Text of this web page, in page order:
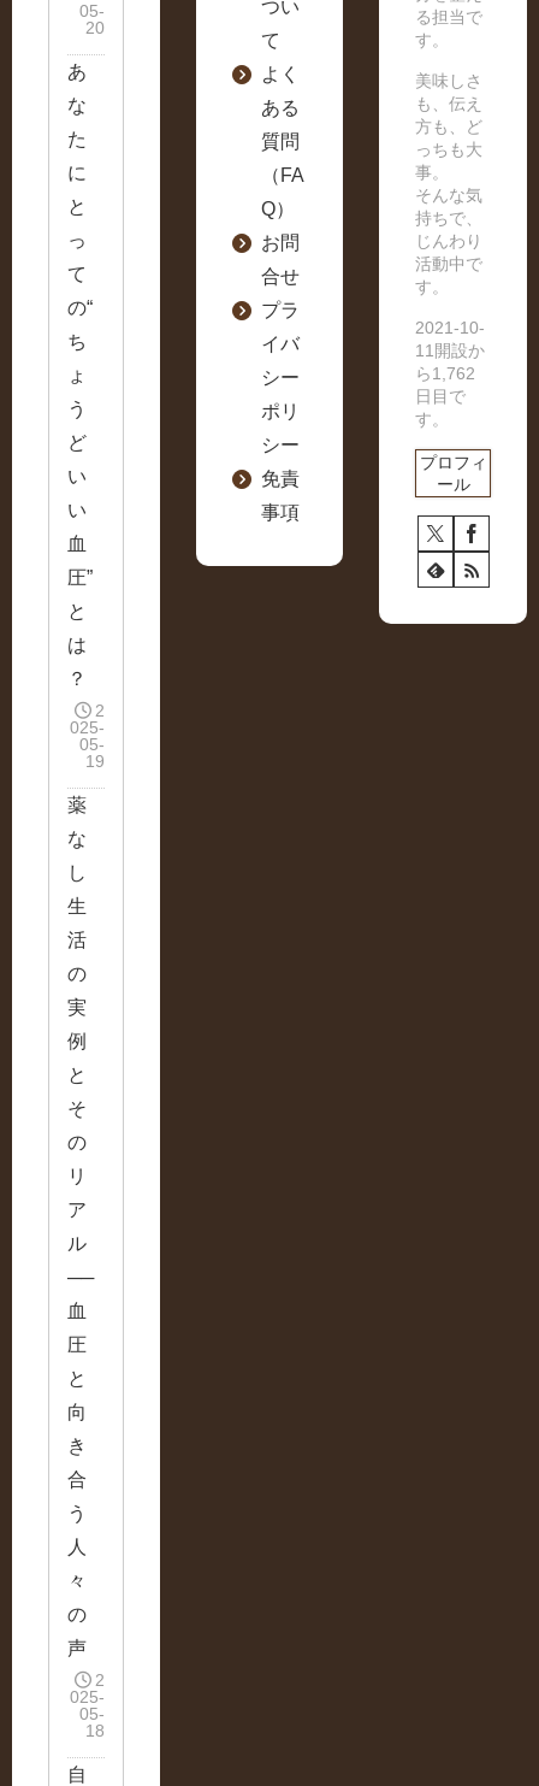
05-
20
あ
な
た
に
と
っ
て
の“
ち
ょ
う
ど
い
い
血
圧”
と
は
？
2
025-
05-
19
薬
な
し
生
活
の
実
例
と
そ
の
リ
ア
ル
──
血
圧
と
向
き
合
う
人
々
の
声
2
025-
05-
18
自
つい
て
よく
ある
質問
（FA
Q）
お問
合せ
プラ
イバ
シー
ポリ
シー
免責
事項
る担当で
す。
美味しさ
も、伝え
方も、ど
っちも大
事。
そんな気
持ちで、
じんわり
活動中で
す。
2021-10-
11開設か
ら1,762
日目で
す。
プロフィ
ール